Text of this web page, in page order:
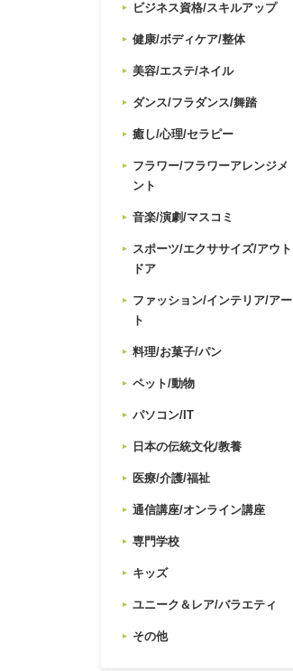
ビジネス資格/スキルアップ
健康/ボディケア/整体
美容/エステ/ネイル
ダンス/フラダンス/舞踏
癒し/心理/セラピー
フラワー/フラワーアレンジメ
ント
音楽/演劇/マスコミ
スポーツ/エクササイズ/アウト
ドア
ファッション/インテリア/アー
ト
料理/お菓子/パン
ペット/動物
パソコン/IT
日本の伝統文化/教養
医療/介護/福祉
通信講座/オンライン講座
専門学校
キッズ
ユニーク＆レア/バラエティ
その他